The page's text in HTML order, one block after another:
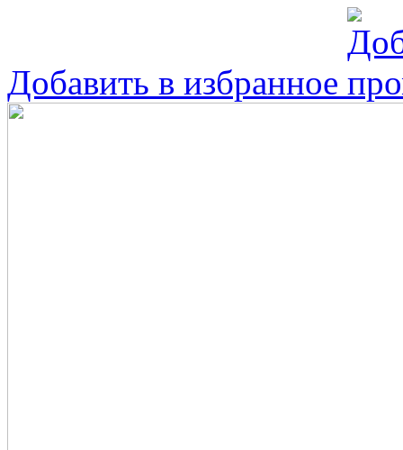
Добавить в избранное